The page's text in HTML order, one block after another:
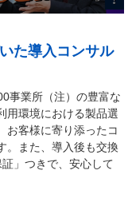
た導入コンサル
事業所（注）の豊富な
用環境における製品選
お客様に寄り添ったコ
。また、導入後も交換
」つきで、安心して